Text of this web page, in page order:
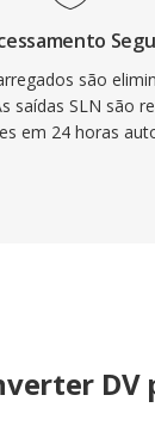
são
saídas SLN são
em 24 horas
DV